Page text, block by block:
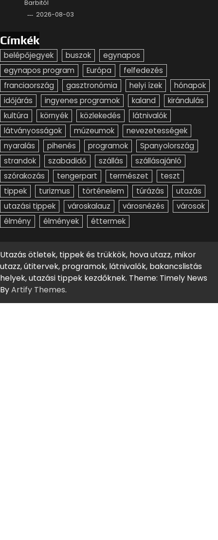
Barbitól
2026-08-03
Címkék
belépőjegyek buszok
egynapos
egynapos program
Európa
felfedezés
franciaország
gasztronómia helyi ízek
hónapok
időjárás
ingyenes programok kaland
kirándulás
kultúra
környék közlekedés
látnivalók
látványosságok
múzeumok
nevezetességek
nyaralás
pihenés programok
Spanyolország
strandok
szabadidő szállás
szállásajánló
szórakozás
tengerpart természet
teszt
tippek
turizmus történelem túrázás
utazás
utazási tippek
városkalauz városnézés
városok
élmény
élmények éttermek
Utazás ötletek, tippek és trükkök, hova utazz, mikor
utazz, útitervek, programok, látnivalók, bakancslistás
helyek, utazási tippek kezdőknek. Theme: Timely News
ByArtify Themes.